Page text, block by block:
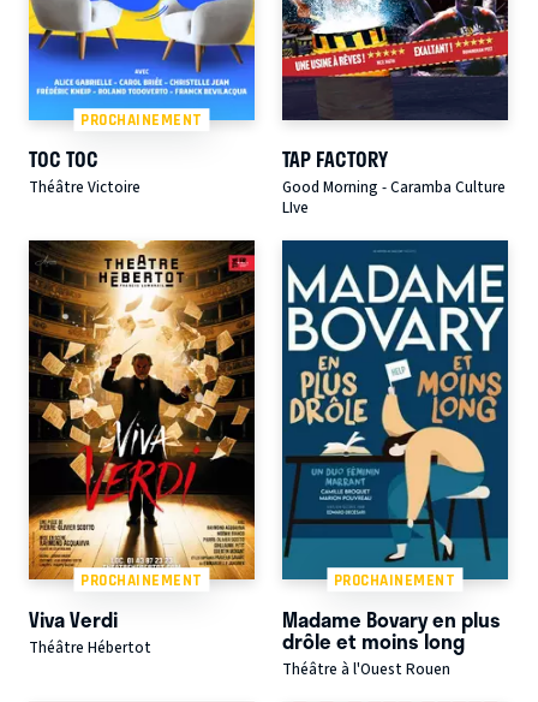
PROCHAINEMENT
TOC TOC
Théâtre Victoire
TAP FACTORY
Good Morning - Caramba Culture
LIve
PROCHAINEMENT
Viva Verdi
Théâtre Hébertot
PROCHAINEMENT
Madame Bovary en plus
drôle et moins long
Théâtre à l'Ouest Rouen